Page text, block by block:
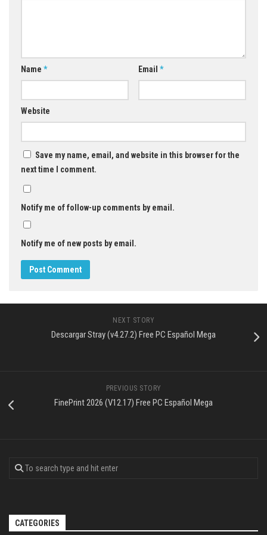
Name * Email *
Website
Save my name, email, and website in this browser for the
next time I comment.
Notify me of follow-up comments by email.
Notify me of new posts by email.
NEXT STORY
Descargar Stray (v4.27.2) Free PC Español Mega
PREVIOUS STORY
FinePrint 2026 (V12.17) Free PC Español Mega
CATEGORIES